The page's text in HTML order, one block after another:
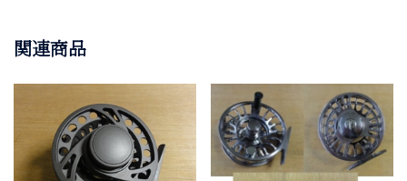
関連商品